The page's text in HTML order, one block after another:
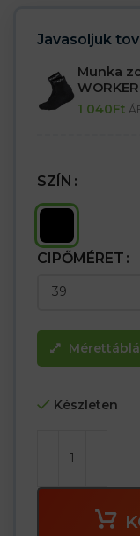
Javasoljuk
Munka
1 040Ft
SZÍN
CIPŐMÉRET
Készleten